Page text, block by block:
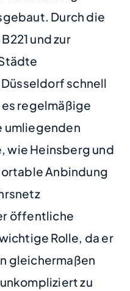
Durch die
und zur
schnell
regelmäßige
umliegenden
wie Heinsberg und
Anbindung
öffentliche
Rolle, da er
gleichermaßen
zu